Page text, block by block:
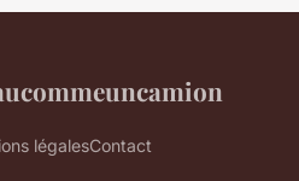
légalesContact